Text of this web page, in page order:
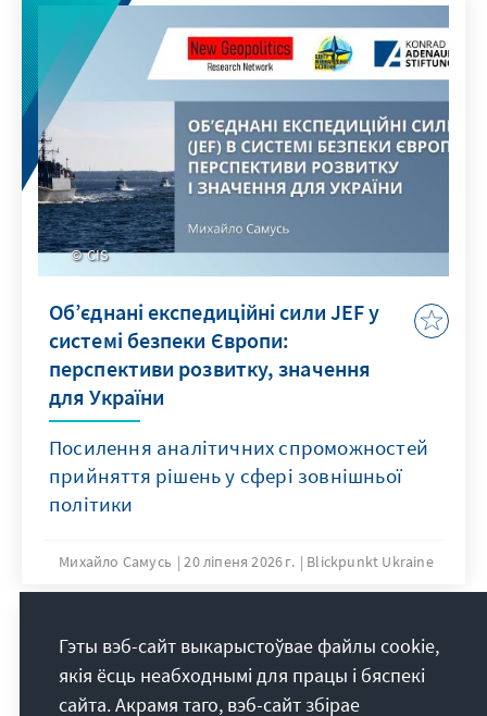
CIS
Об’єднані експедиційні сили JEF у
системі безпеки Європи:
перспективи розвитку, значення
для України
Посилення аналітичних спроможностей
прийняття рішень у сфері зовнішньої
політики
Михайло Самусь 20 ліпеня 2026 г. Blickpunkt Ukraine
Гэты вэб-сайт выкарыстоўвае файлы cookie,
якія ёсць неабходнымі для працы і бяспекі
сайта. Акрамя таго, вэб-сайт збірае